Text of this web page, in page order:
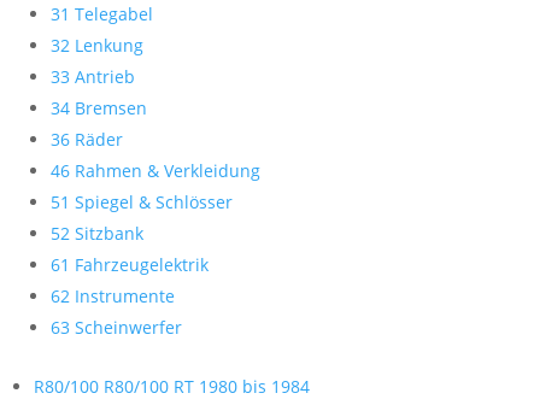
31 Telegabel
32 Lenkung
33 Antrieb
34 Bremsen
36 Räder
46 Rahmen & Verkleidung
51 Spiegel & Schlösser
52 Sitzbank
61 Fahrzeugelektrik
62 Instrumente
63 Scheinwerfer
R80/100 R80/100 RT 1980 bis 1984